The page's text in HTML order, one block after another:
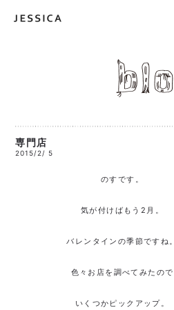
専門店
2015/2/ 5
のすです。
気が付けばもう2月。
バレンタインの季節ですね。
色々お店を調べてみたので
いくつかピックアップ。